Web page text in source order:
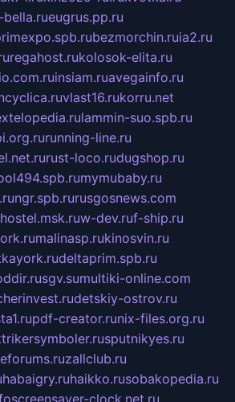
eugrus.pp.ru
bezmorchin.ruia2.ru
regahost.rukolosok-elita.ru
insiam.ruavegainfo.ru
vlast16.rukorru.net
lammin-suo.spb.ru
running-line.ru
rust-loco.rudugshop.ru
mymubaby.ru
ngr.spb.rurusgosnews.com
w-dev.ruf-ship.ru
malinasp.rukinosvin.ru
deltaprim.spb.ru
sgv.sumultiki-online.com
detskiy-ostrov.ru
pdf-creator.runix-files.org.ru
sputnikyes.ru
zallclub.ru
habaigry.ruhaikko.rusobakopedia.ru